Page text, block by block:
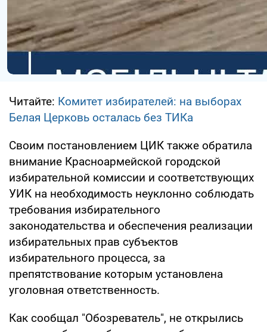
Читайте: Комитет избирателей: на выборах
Белая Церковь осталась без ТИКа
Своим постановлением ЦИК также обратила
внимание Красноармейской городской
избирательной комиссии и соответствующих
УИК на необходимость неуклонно соблюдать
требования избирательного
законодательства и обеспечения реализации
избирательных прав субъектов
избирательного процесса, за
препятствование которым установлена
уголовная ответственность.
Как сообщал "Обозреватель", не открылись